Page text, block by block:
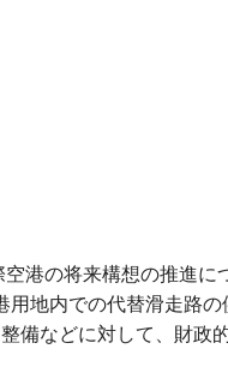
港の将来構想の推進に
地内での代替滑走路の
備などに対して、財政